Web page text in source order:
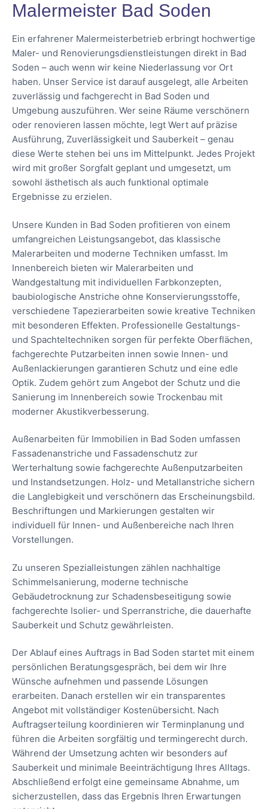
Malermeister Bad Soden
Ein erfahrener Malermeisterbetrieb erbringt hochwertige
Maler- und Renovierungsdienstleistungen direkt in Bad
Soden – auch wenn wir keine Niederlassung vor Ort
haben. Unser Service ist darauf ausgelegt, alle Arbeiten
zuverlässig und fachgerecht in Bad Soden und
Umgebung auszuführen. Wer seine Räume verschönern
oder renovieren lassen möchte, legt Wert auf präzise
Ausführung, Zuverlässigkeit und Sauberkeit – genau
diese Werte stehen bei uns im Mittelpunkt. Jedes Projekt
wird mit großer Sorgfalt geplant und umgesetzt, um
sowohl ästhetisch als auch funktional optimale
Ergebnisse zu erzielen.
Unsere Kunden in Bad Soden profitieren von einem
umfangreichen Leistungsangebot, das klassische
Malerarbeiten und moderne Techniken umfasst. Im
Innenbereich bieten wir Malerarbeiten und
Wandgestaltung mit individuellen Farbkonzepten,
baubiologische Anstriche ohne Konservierungsstoffe,
verschiedene Tapezierarbeiten sowie kreative Techniken
mit besonderen Effekten. Professionelle Gestaltungs-
und Spachteltechniken sorgen für perfekte Oberflächen,
fachgerechte Putzarbeiten innen sowie Innen- und
Außenlackierungen garantieren Schutz und eine edle
Optik. Zudem gehört zum Angebot der Schutz und die
Sanierung im Innenbereich sowie Trockenbau mit
moderner Akustikverbesserung.
Außenarbeiten für Immobilien in Bad Soden umfassen
Fassadenanstriche und Fassadenschutz zur
Werterhaltung sowie fachgerechte Außenputzarbeiten
und Instandsetzungen. Holz- und Metallanstriche sichern
die Langlebigkeit und verschönern das Erscheinungsbild.
Beschriftungen und Markierungen gestalten wir
individuell für Innen- und Außenbereiche nach Ihren
Vorstellungen.
Zu unseren Spezialleistungen zählen nachhaltige
Schimmelsanierung, moderne technische
Gebäudetrocknung zur Schadensbeseitigung sowie
fachgerechte Isolier- und Sperranstriche, die dauerhafte
Sauberkeit und Schutz gewährleisten.
Der Ablauf eines Auftrags in Bad Soden startet mit einem
persönlichen Beratungsgespräch, bei dem wir Ihre
Wünsche aufnehmen und passende Lösungen
erarbeiten. Danach erstellen wir ein transparentes
Angebot mit vollständiger Kostenübersicht. Nach
Auftragserteilung koordinieren wir Terminplanung und
führen die Arbeiten sorgfältig und termingerecht durch.
Während der Umsetzung achten wir besonders auf
Sauberkeit und minimale Beeinträchtigung Ihres Alltags.
Abschließend erfolgt eine gemeinsame Abnahme, um
sicherzustellen, dass das Ergebnis Ihren Erwartungen